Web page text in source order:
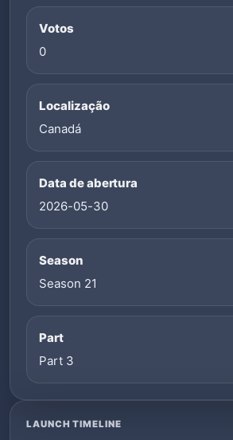
Votos
0
Localização
Canadá
Data de abertura
2026-05-30
Season
Season 21
Part
Part 3
LAUNCH TIMELINE